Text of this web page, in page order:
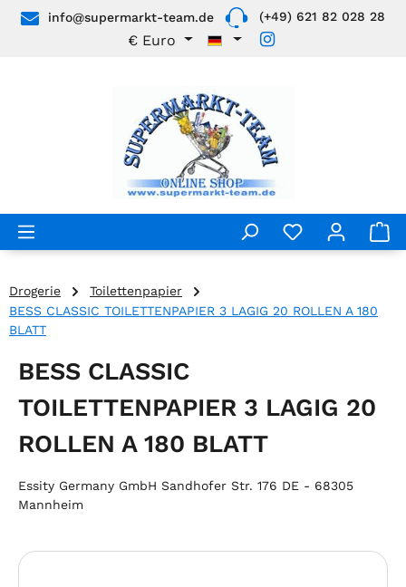
Zum Hauptinhalt springen
info@supermarkt-team.de (+49) 621 82 028 28
€ Euro
Drogerie
Toilettenpapier
BESS CLASSIC TOILETTENPAPIER 3 LAGIG 20 ROLLEN A 180
BLATT
BESS CLASSIC
TOILETTENPAPIER 3 LAGIG 20
ROLLEN A 180 BLATT
Essity Germany GmbH Sandhofer Str. 176 DE - 68305
Mannheim
Bildergalerie überspringen